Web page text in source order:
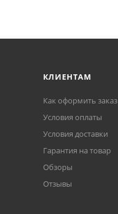
КЛИЕНТАМ
Как оформить заказ
Условия оплаты
Условия доставки
Гарантия на товар
Обзоры
Отзывы